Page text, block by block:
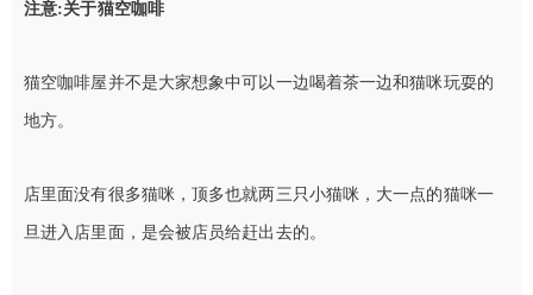
注意:关于猫空咖啡
猫空咖啡屋并不是大家想象中可以一边喝着茶一边和猫咪玩耍的
地方。
店里面没有很多猫咪，顶多也就两三只小猫咪，大一点的猫咪一
旦进入店里面，是会被店员给赶出去的。